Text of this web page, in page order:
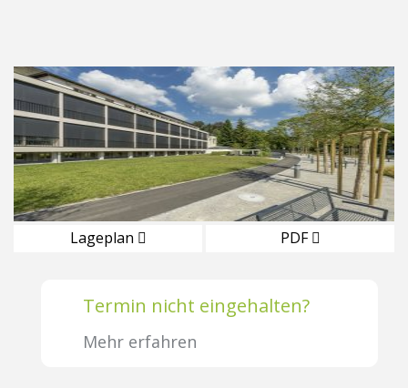
Lageplan PDF
Termin nicht eingehalten?
Mehr erfahren